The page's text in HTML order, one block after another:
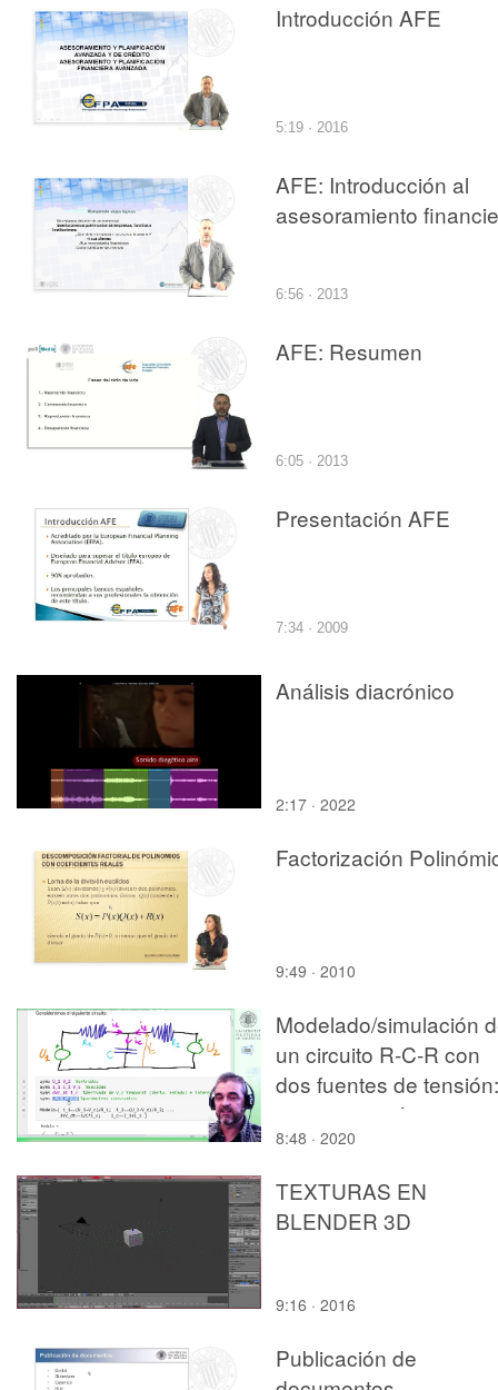
Introducción AFE
5:19 · 2016
AFE: Introducción al
asesoramiento
6:56 · 2013
AFE: Resumen
6:05 · 2013
Presentación AFE
7:34 · 2009
Análisis diacrónico
2:17 · 2022
Factorización
9:49 · 2010
Modelado/simulación
un circuito R-C-R con
dos fuentes de tensión:
representación interna
8:48 · 2020
TEXTURAS EN
BLENDER 3D
9:16 · 2016
Publicación de